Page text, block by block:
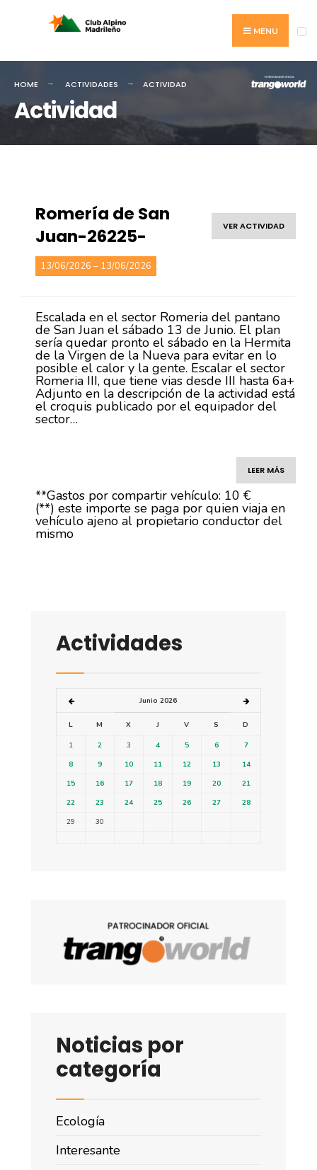
MENU
HOME ACTIVIDADES ACTIVIDAD
Actividad
VER ACTIVIDAD
Romería de San
Juan-26225-
13/06/2026 – 13/06/2026
Escalada en el sector Romeria del pantano
de San Juan el sábado 13 de Junio. El plan
sería quedar pronto el sábado en la Hermita
de la Virgen de la Nueva para evitar en lo
posible el calor y la gente. Escalar el sector
Romeria III, que tiene vias desde III hasta 6a+
Adjunto en la descripción de la actividad está
el croquis publicado por el equipador del
sector…
LEER MÁS
**Gastos por compartir vehículo: 10 €
(**) este importe se paga por quien viaja en
vehículo ajeno al propietario conductor del
mismo
Actividades
Junio 2026
L M X J V S D
1 2 3 4 5 6
7
8
9 10 11 12 13
14
15
16 17 18 19 20
21
22
23 24 25 26 27
28
29
30
Noticias por
categoría
Ecología
Interesante